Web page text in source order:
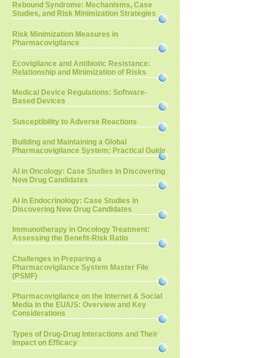
Rebound Syndrome: Mechanisms, Case
Studies, and Risk Minimization Strategies
Risk Minimization Measures in
Pharmacovigilance
Ecovigilance and Antibiotic Resistance:
Relationship and Minimization of Risks
Medical Device Regulations: Software-
Based Devices
Susceptibility to Adverse Reactions
Building and Maintaining a Global
Pharmacovigilance System: Practical Guide
AI in Oncology: Case Studies in Discovering
New Drug Candidates
AI in Endocrinology: Case Studies in
Discovering New Drug Candidates
Immunotherapy in Oncology Treatment:
Assessing the Benefit-Risk Ratio
Challenges in Preparing a
Pharmacovigilance System Master File
(PSMF)
Pharmacovigilance on the Internet & Social
Media in the EU/US: Overview and Key
Considerations
Types of Drug-Drug Interactions and Their
Impact on Efficacy